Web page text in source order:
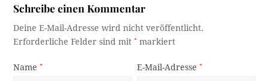
Schreibe einen Kommentar
Deine E-Mail-Adresse wird nicht veröffentlicht.
Erforderliche Felder sind mit* markiert
Name* E-Mail-Adresse*